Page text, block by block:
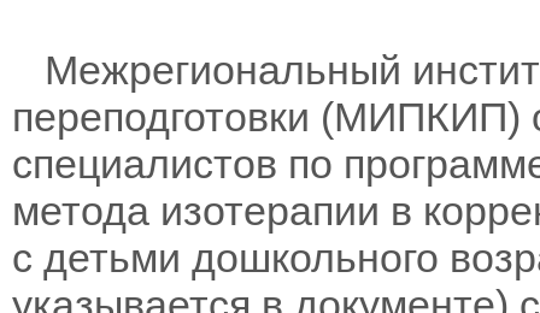
Межрегиональный
переподготовки (МИПКИП)
специалистов по
метода изотерапии в
с детьми дошкольного